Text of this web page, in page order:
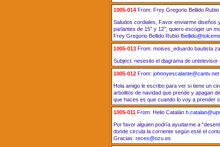
1005-014 From: Frey Gregorio Bellido
Saludos cordiales, Favor enviarme
parlantes de 15” y 12”, quiero escoger un
Frey Gregorio Bellido Rubio
1005-013 From: moises_eduardo bautista
Subject: nesesito el diagrama de
1005-012 From: johnnyescalante@cantv.net
Hola amigo le escribo para ver si tiene un
arbolitos de navidad que prende y apagan
que haces es que cuando lo voy a prender
1005-011 From: Helio Catalán
Por favor alguien podría ayudarme a
donde circula la corriente según esté el
Gracias. reces@ozu.es